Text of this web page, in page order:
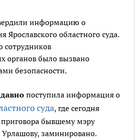
информацию о
областного суда.
сотрудников
органов было вызвано
безопасности.
поступила информация о
суда, где сегодня
бывшему мэру
заминировано.